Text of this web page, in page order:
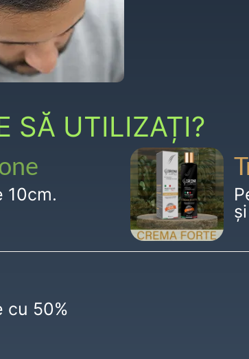
SĂ UTILIZAȚI?
10cm.
cu 50%